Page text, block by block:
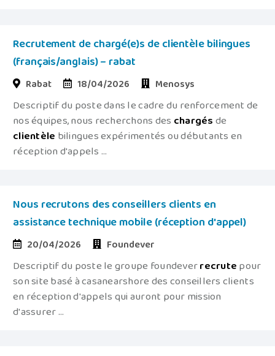
Recrutement de chargé(e)s de clientèle bilingues
(français/anglais) – rabat
Rabat 18/04/2026 Menosys
Descriptif du poste dans le cadre du renforcement de
nos équipes, nous recherchons des chargésde
clientèle bilingues expérimentés ou débutants en
réception d'appels ...
Nous recrutons des conseillers clients en
assistance technique mobile (réception d'appel)
20/04/2026 Foundever
Descriptif du poste le groupe foundeverrecrutepour
son site basé à casanearshore des conseillers clients
en réception d'appels qui auront pour mission
d'assurer ...